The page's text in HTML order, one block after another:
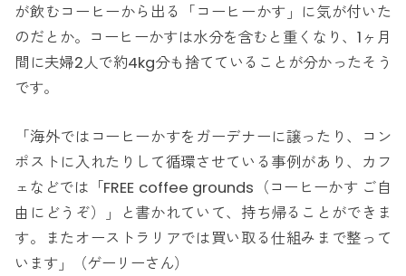
が飲むコーヒーから出る「コーヒーかす」に気が付いた
のだとか。コーヒーかすは水分を含むと重くなり、1ヶ月
間に夫婦2人で約4kg分も捨てていることが分かったそう
です。
「海外ではコーヒーかすをガーデナーに譲ったり、コン
ポストに入れたりして循環させている事例があり、カフ
ェなどでは「FREE coffee grounds（コーヒーかす ご自
由にどうぞ）」と書かれていて、持ち帰ることができま
す。またオーストラリアでは買い取る仕組みまで整って
います」（ゲーリーさん）